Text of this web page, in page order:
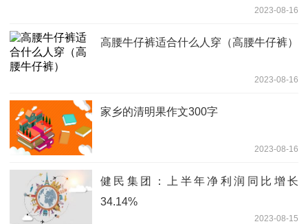
2023-08-16
高腰牛仔裤适合什么人穿（高腰牛仔裤）
2023-08-16
家乡的清明果作文300字
2023-08-16
健民集团：上半年净利润同比增长
34.14%
2023-08-15